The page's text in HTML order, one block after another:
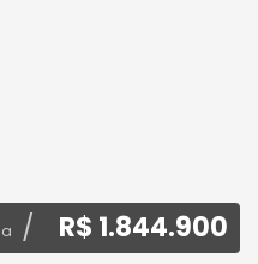
R$ 1.844.900